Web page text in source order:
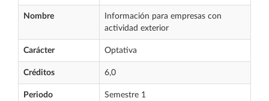
Nombre
Información para empresas con
actividad exterior
Carácter Optativa
Créditos 6,0
Periodo Semestre 1